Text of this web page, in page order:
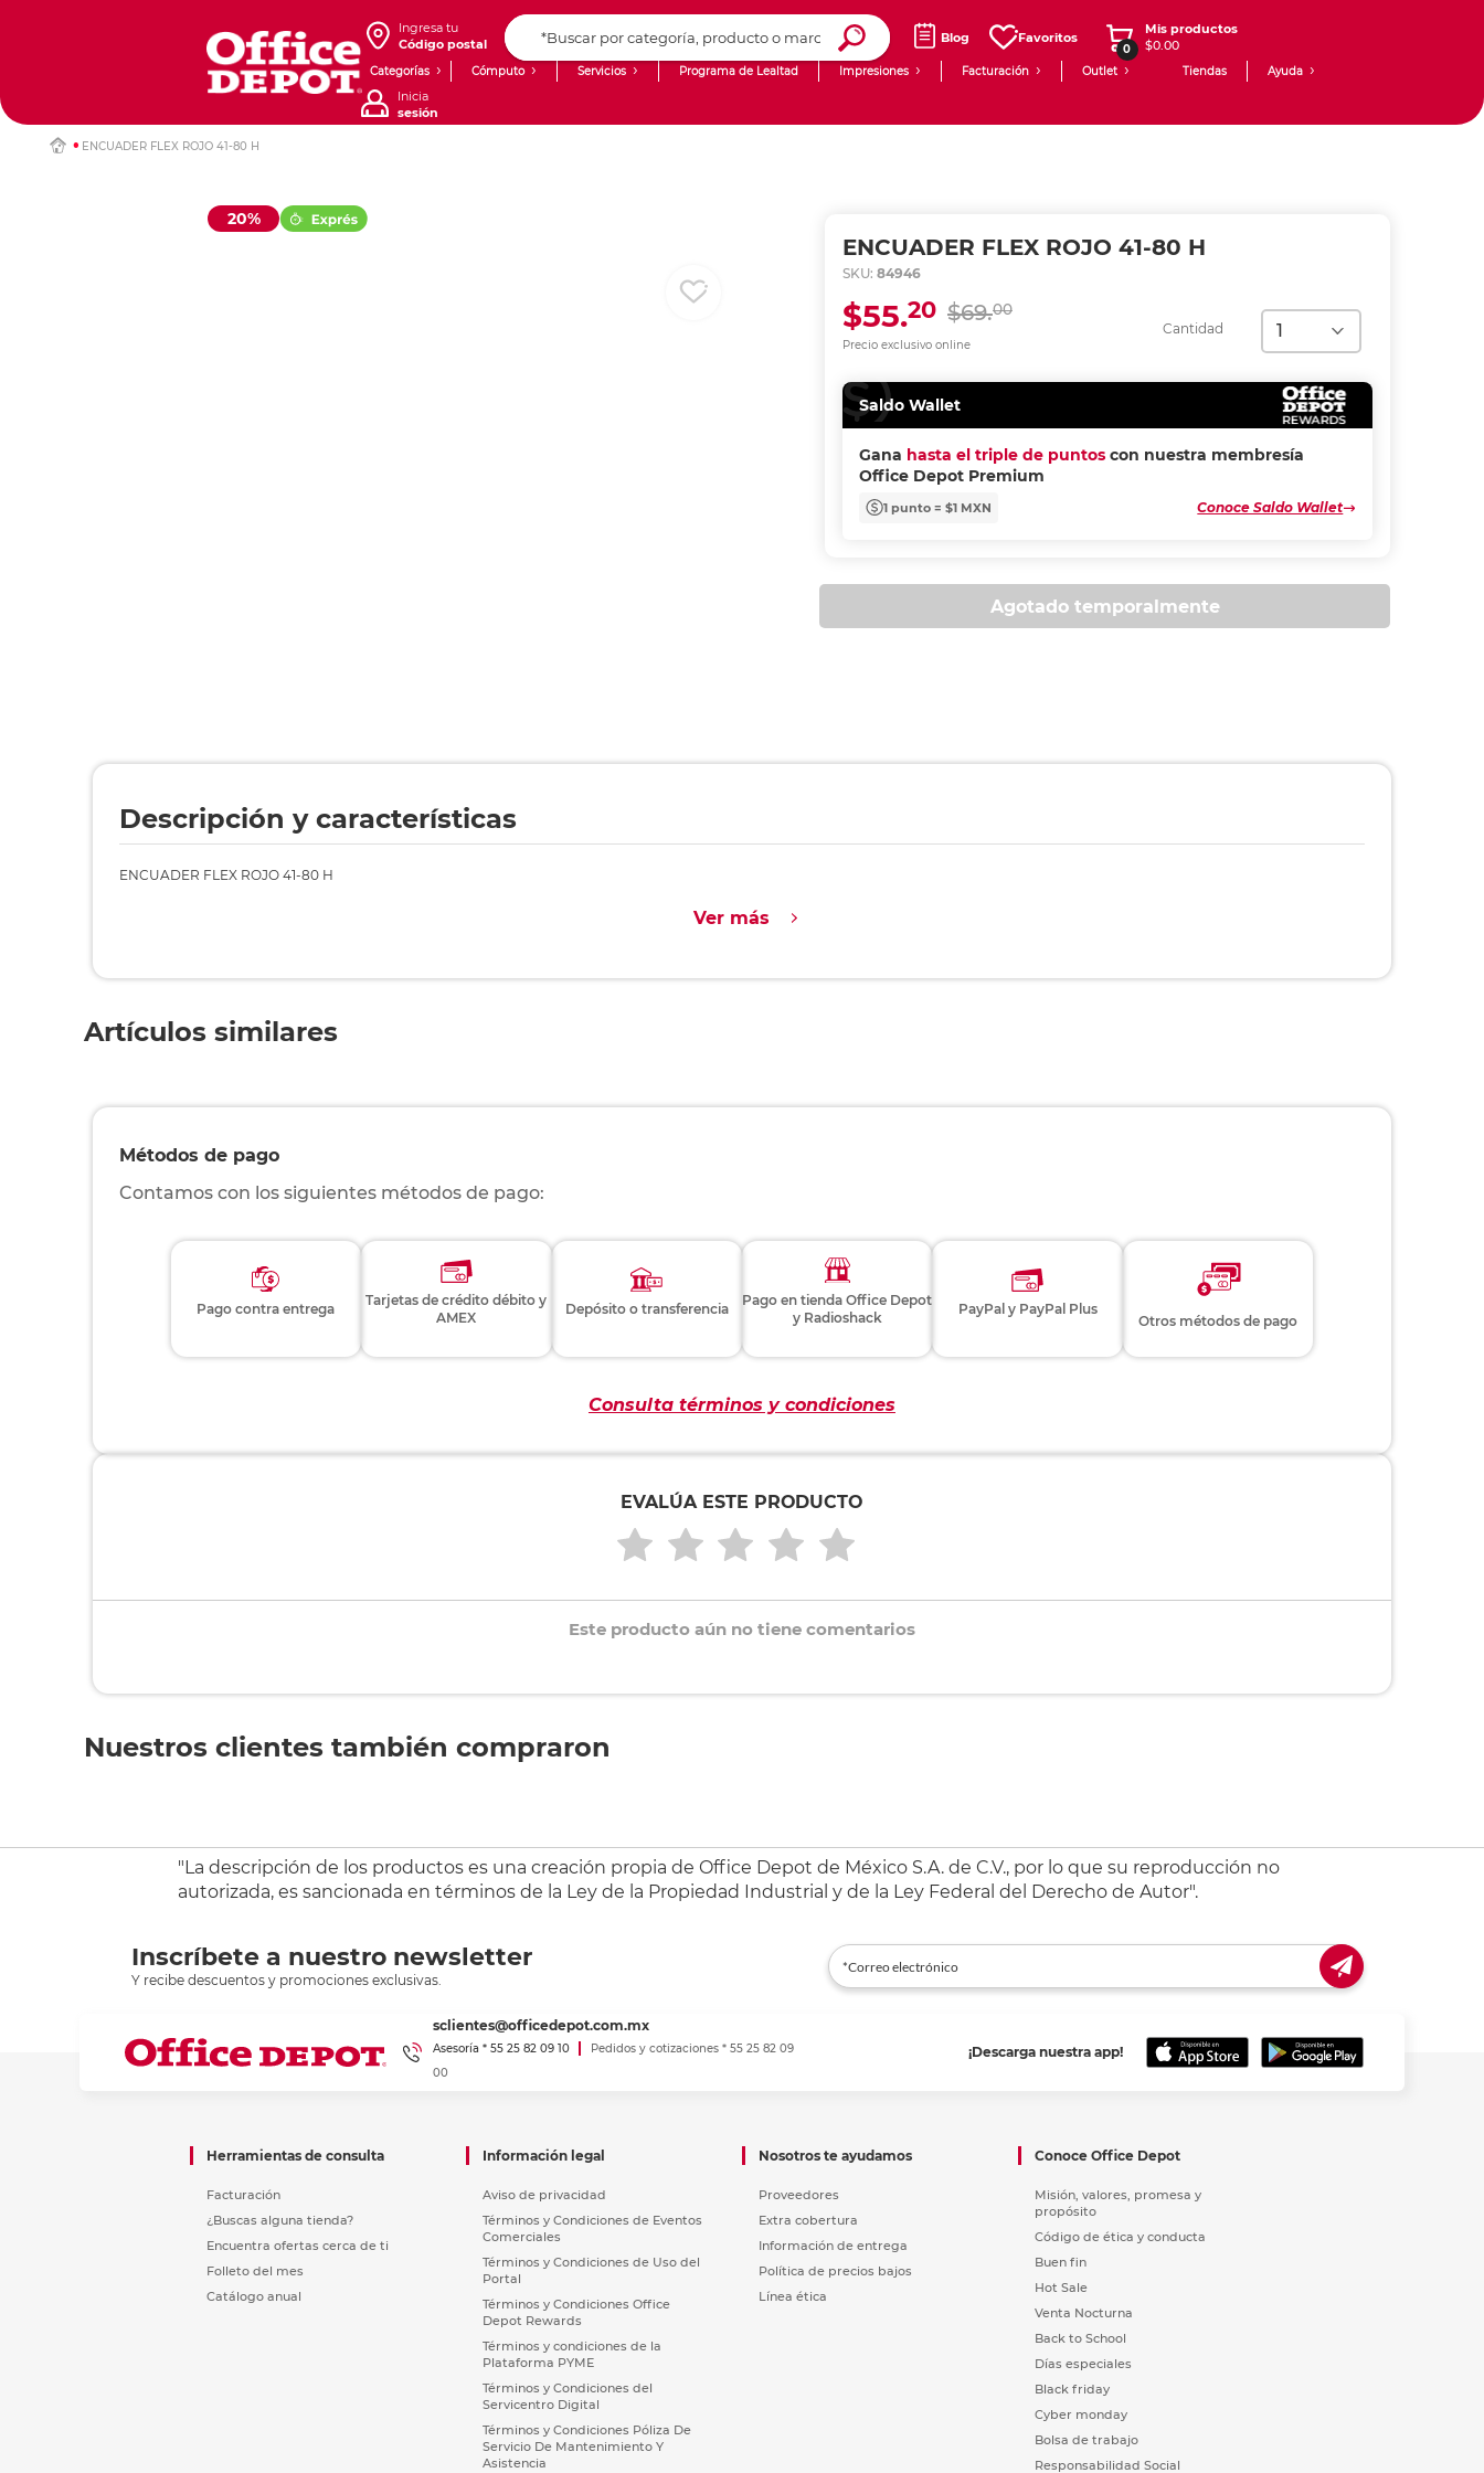
Ingresa tu
Código postal
Blog Favoritos
0
Mis productos
$0.00
Categorías Cómputo Servicios Programa de Lealtad Impresiones Facturación Outlet Tiendas Ayuda
Inicia
sesión
ENCUADER FLEX ROJO 41-80 H
20%
ENCUADER FLEX ROJO 41-80 H
SKU: 84946
Cantidad
Precio exclusivo online
$69.00
$55.20
Saldo Wallet
Gana hasta el triple de puntos con nuestra membresía
Office Depot Premium
1 punto = $1 MXN Conoce Saldo Wallet
Agotado temporalmente
Descripción y características
ENCUADER FLEX ROJO 41-80 H
Ver más
Artículos similares
Métodos de pago
Contamos con los siguientes métodos de pago:
Pago contra entrega
Tarjetas de crédito débito y
AMEX
Depósito o transferencia
Pago en tienda Office Depot
y Radioshack
PayPal y PayPal Plus
Otros métodos de pago
Consulta términos y condiciones
EVALÚA ESTE PRODUCTO
Este producto aún no tiene comentarios
Nuestros clientes también compraron
"La descripción de los productos es una creación propia de Office Depot de México S.A. de C.V., por lo que su reproducción no
autorizada, es sancionada en términos de la Ley de la Propiedad Industrial y de la Ley Federal del Derecho de Autor".
Inscríbete a nuestro newsletter
Y recibe descuentos y promociones exclusivas.
¡Descarga nuestra app!
sclientes@officedepot.com.mx
Asesoría * 55 25 82 09 10
Pedidos y cotizaciones * 55 25 82 09
00
Herramientas de consulta
Facturación
¿Buscas alguna tienda?
Encuentra ofertas cerca de ti
Folleto del mes
Catálogo anual
Información legal
Aviso de privacidad
Términos y Condiciones de Eventos
Comerciales
Términos y Condiciones de Uso del
Portal
Términos y Condiciones Office
Depot Rewards
Términos y condiciones de la
Plataforma PYME
Términos y Condiciones del
Servicentro Digital
Términos y Condiciones Póliza De
Servicio De Mantenimiento Y
Asistencia
Nosotros te ayudamos
Proveedores
Extra cobertura
Información de entrega
Política de precios bajos
Línea ética
Conoce Office Depot
Misión, valores, promesa y
propósito
Código de ética y conducta
Buen fin
Hot Sale
Venta Nocturna
Back to School
Días especiales
Black friday
Cyber monday
Bolsa de trabajo
Responsabilidad Social